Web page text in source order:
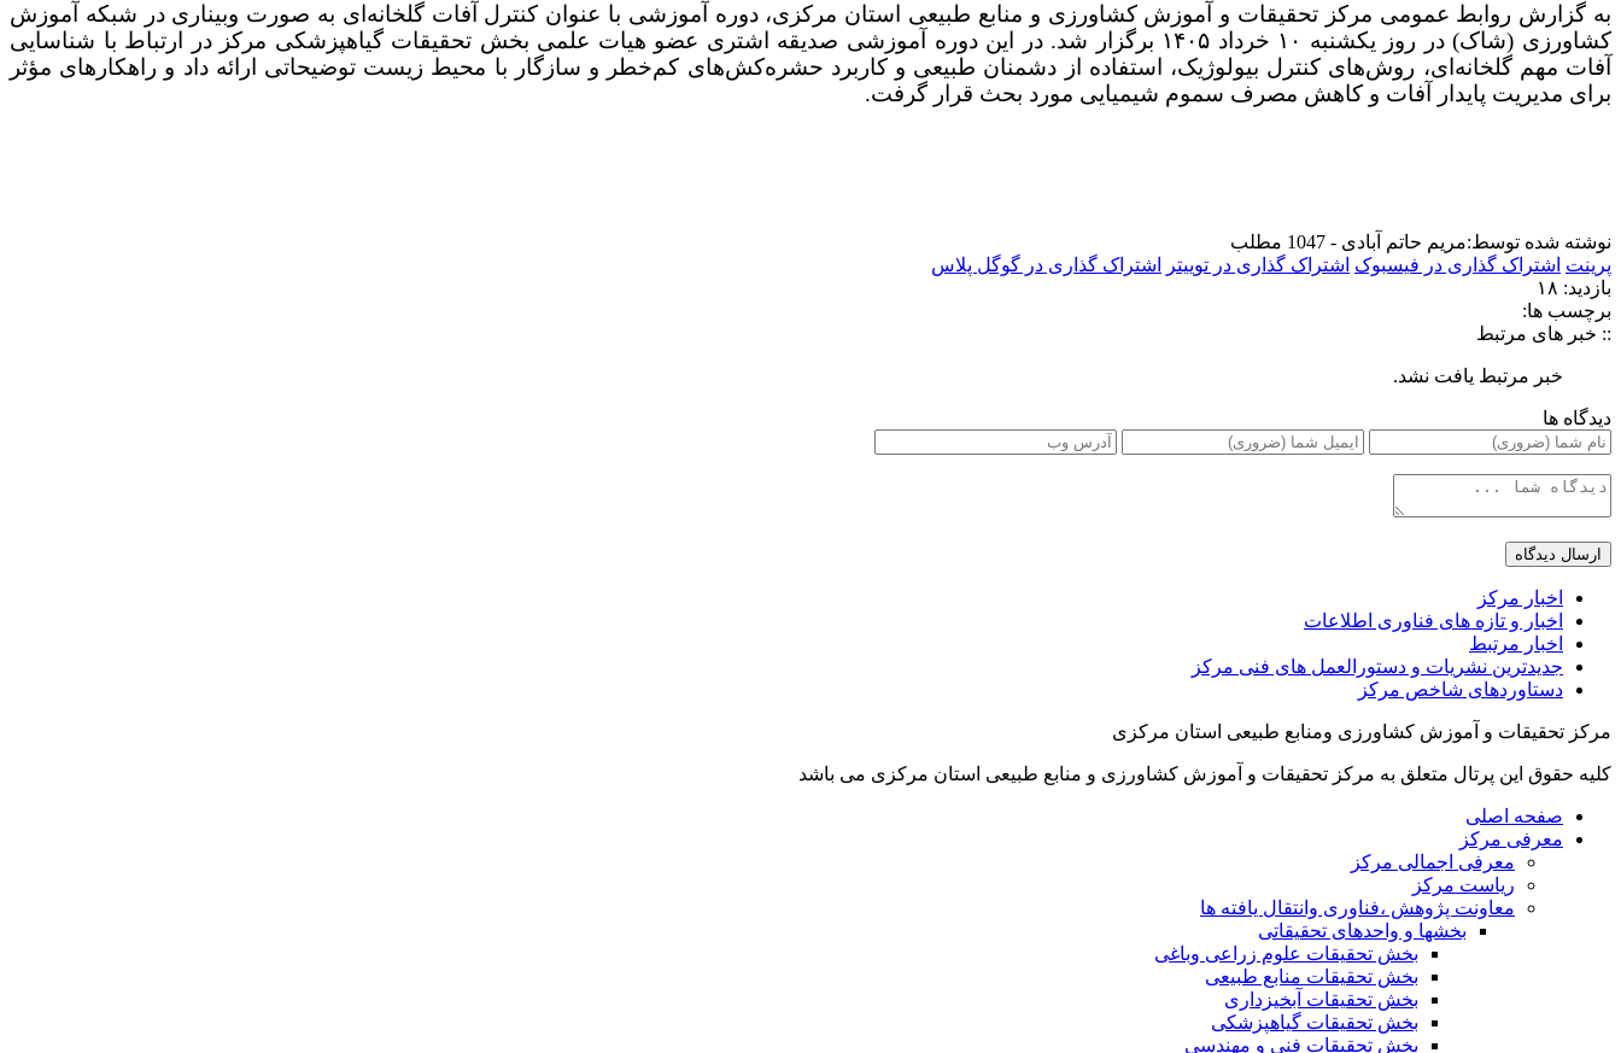
به گزارش روابط عمومی مرکز تحقیقات و آموزش کشاورزی و منابع طبیعی استان مرکزی، دوره آموزشی با عنوان کنترل آفات گلخانه‌ای به صورت وبیناری در شبکه آموزش
کشاورزی (شاک) در روز یکشنبه ۱۰ خرداد ۱۴۰۵ برگزار شد. در این دوره آموزشی صدیقه اشتری عضو هیات علمی بخش تحقیقات گیاهپزشکی مرکز در ارتباط با شناسایی
آفات مهم گلخانه‌ای، روش‌های کنترل بیولوژیک، استفاده از دشمنان طبیعی و کاربرد حشره‌کش‌های کم‌خطر و سازگار با محیط زیست توضیحاتی ارائه داد و راهکارهای مؤثر
برای مدیریت پایدار آفات و کاهش مصرف سموم شیمیایی مورد بحث قرار گرفت.
نوشته شده توسط:مریم حاتم آبادی - 1047 مطلب
پرینت اشتراک گذاری در فیسبوک اشتراک گذاری در توییتر
اشتراک گذاری در گوگل پلاس
بازدید: ۱۸
برچسب ها:
:: خبر های مرتبط
خبر مرتبط یافت نشد.
دیدگاه ها
اخبار مرکز
اخبار و تازه های فناوری اطلاعات
اخبار مرتبط
جدیدترین نشریات و دستورالعمل های فنی مرکز
دستاوردهای شاخص مرکز
مرکز تحقیقات و آموزش کشاورزی ومنابع طبیعی استان مرکزی
کلیه حقوق این پرتال متعلق به مرکز تحقیقات و آموزش کشاورزی و منابع طبیعی استان مرکزی می باشد
صفحه اصلی
معرفی مرکز
معرفی اجمالی مرکز
ریاست مرکز
معاونت پژوهش ،فناوری وانتقال یافته ها
بخشها و واحدهای تحقیقاتی
بخش تحقیقات علوم زراعی وباغی
بخش تحقیقات منابع طبیعی
بخش تحقیقات آبخیزداری
بخش تحقیقات گیاهپزشکی
بخش تحقیقات فنی و مهندسی